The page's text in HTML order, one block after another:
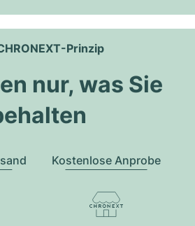
Prinzip
nur, was Sie
Kostenlose Anprobe